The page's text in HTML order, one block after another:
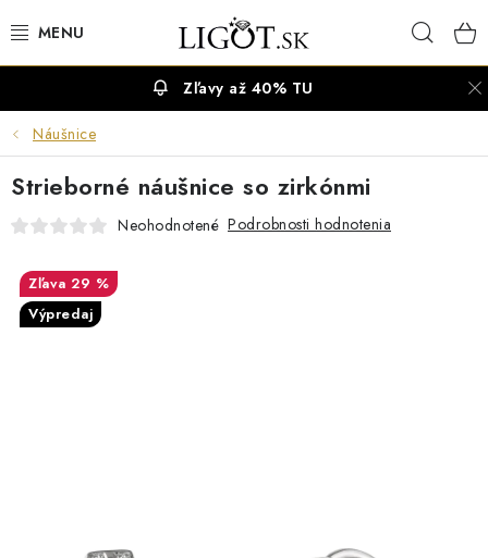
na
PRSTENE
SETY ŠPERKOV
Zľavy až 40% TU
Náušnice
Strieborné náušnice so zirkónmi
Neohodnotené Podrobnosti hodnotenia
29 %
Výpredaj